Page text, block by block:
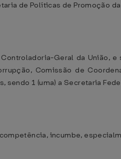
de Políticas de Promoção
Geral da União,
Comissão de
sendo 1 (uma) a Secretaria
incumbe,